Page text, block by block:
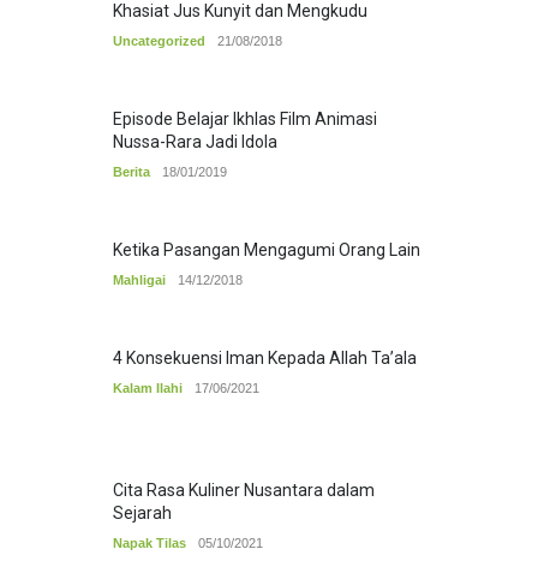
Khasiat Jus Kunyit dan Mengkudu
Uncategorized 21/08/2018
Episode Belajar Ikhlas Film Animasi
Nussa-Rara Jadi Idola
Berita 18/01/2019
Ketika Pasangan Mengagumi Orang Lain
Mahligai 14/12/2018
4 Konsekuensi Iman Kepada Allah Ta’ala
Kalam Ilahi 17/06/2021
Cita Rasa Kuliner Nusantara dalam
Sejarah
Napak Tilas 05/10/2021